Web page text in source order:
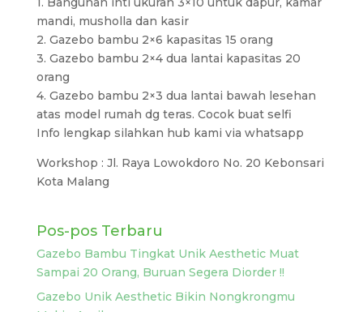
mandi, musholla dan kasir
2. Gazebo bambu 2×6 kapasitas 15 orang
3. Gazebo bambu 2×4 dua lantai kapasitas 20
orang
4. Gazebo bambu 2×3 dua lantai bawah lesehan
atas model rumah dg teras. Cocok buat selfi
Info lengkap silahkan hub kami via whatsapp
Workshop : Jl. Raya Lowokdoro No. 20 Kebonsari
Kota Malang
Pos-pos Terbaru
Gazebo Bambu Tingkat Unik Aesthetic Muat
Sampai 20 Orang, Buruan Segera Diorder !!
Gazebo Unik Aesthetic Bikin Nongkrongmu